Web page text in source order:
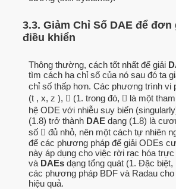
3.3. Giảm Chỉ Số DAE để đơn
điều khiển
Thông thường, cách tốt nhất để giải
tìm cách hạ chỉ số của nó sau đó ta
chỉ số thấp hơn. Các phương trình vi
(t , x, z ),  (1. trong đó,  là một
hệ ODE với nhiễu suy biến
(1.8) trở thành DAE dạng (1.8) là
số  đủ nhỏ, nên một cách tự nhiên
để các phương pháp để giải ODEs
này áp dụng cho việc rời rạc hóa trực
và DAEs dạng tổng quát (1. Đặc
các phương pháp BDF và Radau
hiệu quả.